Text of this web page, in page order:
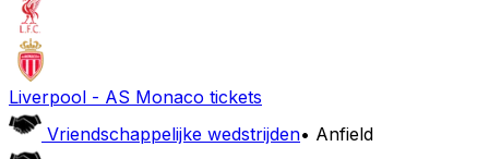
Liverpool - AS Monaco tickets
Vriendschappelijke wedstrijden• Anfield